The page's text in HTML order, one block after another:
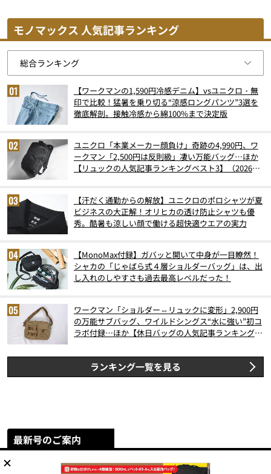
モノマックス 人気記事ランキング
【ワークマンの1,590円冷感デニム】vsユニクロ・無
印で比較！猛暑を乗り切る“涼感ロングパンツ”3選を
徹底解剖。接触冷感から綿100%まで決定版
ユニクロ「本業メーカー顔負け」奇跡の4,990円、ワ
ークマン「2,500円は反則級」凄い万能バッグ…ほか
【リュックの人気記事ランキングベスト3】（2026年
【汗だく通勤からの解放】ユニクロのポロシャツが夏
ビジネスの大正解！オリヒカの透け防止シャツも優
秀。酷暑も涼しい顔で働ける超快適ウエアの実力
【MonoMax付録】ガバッと開いて中身が一目瞭然！
シャカの「じゃばら式４層ショルダーバッグ」は、出
し入れのしやすさも過去最高レベルだった！
ワークマン「ショルダー⇔リュックに変形」2,900円
の万能サブバッグ、ワイルドシングス“水に強い”初コ
ラボ付録…ほか【休日バッグの人気記事ランキングベ
ランキング一覧を見る
最新号のご案内